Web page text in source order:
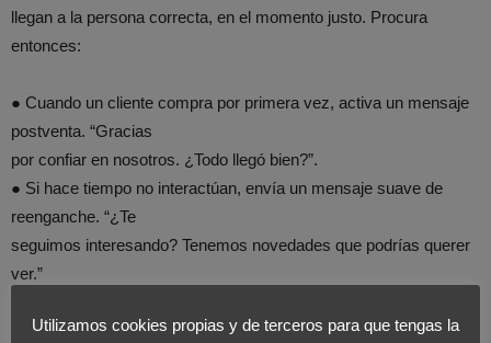
llegan a la persona correcta, en el momento justo. Procura
entonces:
● Cuando un cliente compra por primera vez, activa un mensaje
postventa. “Gracias
por confiar en nosotros. ¿Todo llegó bien?”.
● Si hace tiempo no interactúan, envía un mensaje suave de
reenganche. “¿Te
seguimos interesando? Tenemos novedades que podrías querer
ver.”
“Sabemos que te
Utilizamos cookies propias y de terceros para que tengas la